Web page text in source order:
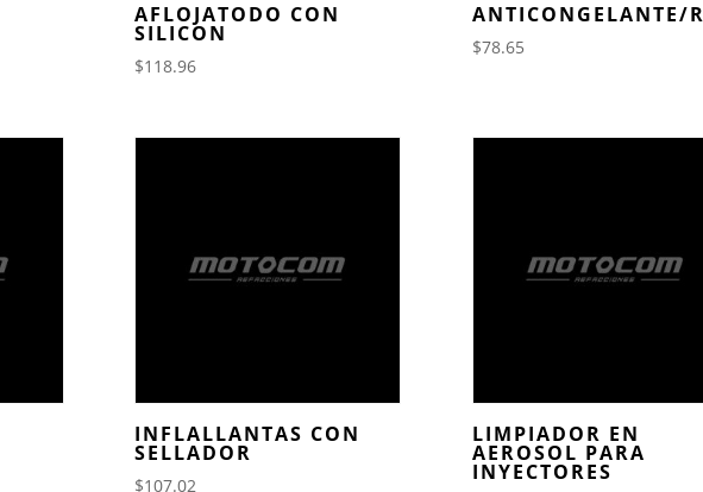
AFLOJATODO CON
SILICON
$118.96
ANTICONGELANTE/
$78.65
INFLALLANTAS CON
SELLADOR
$107.02
LIMPIADOR EN
AEROSOL PARA
INYECTORES